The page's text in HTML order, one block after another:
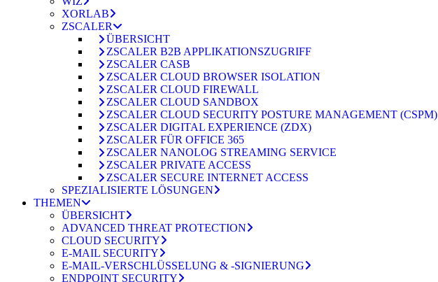
XORLAB
ZSCALER
ÜBERSICHT
ZSCALER B2B APPLIKATIONSZUGRIFF
ZSCALER CASB
ZSCALER CLOUD BROWSER ISOLATION
ZSCALER CLOUD FIREWALL
ZSCALER CLOUD SANDBOX
ZSCALER CLOUD SECURITY POSTURE MANAGEMENT (CSPM)
ZSCALER DIGITAL EXPERIENCE (ZDX)
ZSCALER FÜR OFFICE 365
ZSCALER NANOLOG STREAMING SERVICE
ZSCALER PRIVATE ACCESS
ZSCALER SECURE INTERNET ACCESS
SPEZIALISIERTE LÖSUNGEN
THEMEN
ÜBERSICHT
ADVANCED THREAT PROTECTION
CLOUD SECURITY
E-MAIL SECURITY
E-MAIL-VERSCHLÜSSELUNG & -SIGNIERUNG
ENDPOINT SECURITY